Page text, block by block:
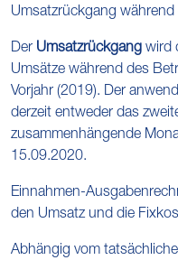
Umsatzrückgang
Der Umsatzrückgang wird
Umsätze während des
Vorjahr (2019). Der
derzeit entweder das
zusammenhängende
15.09.2020.
Einnahmen-
den Umsatz und die
Abhängig vom